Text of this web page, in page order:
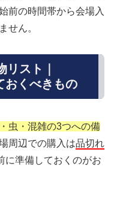
前の時間帯から会場入
せん。
リスト｜
おくべきもの
虫・混雑の3つへの備
周辺での購入は品切れ
に準備しておくのがお